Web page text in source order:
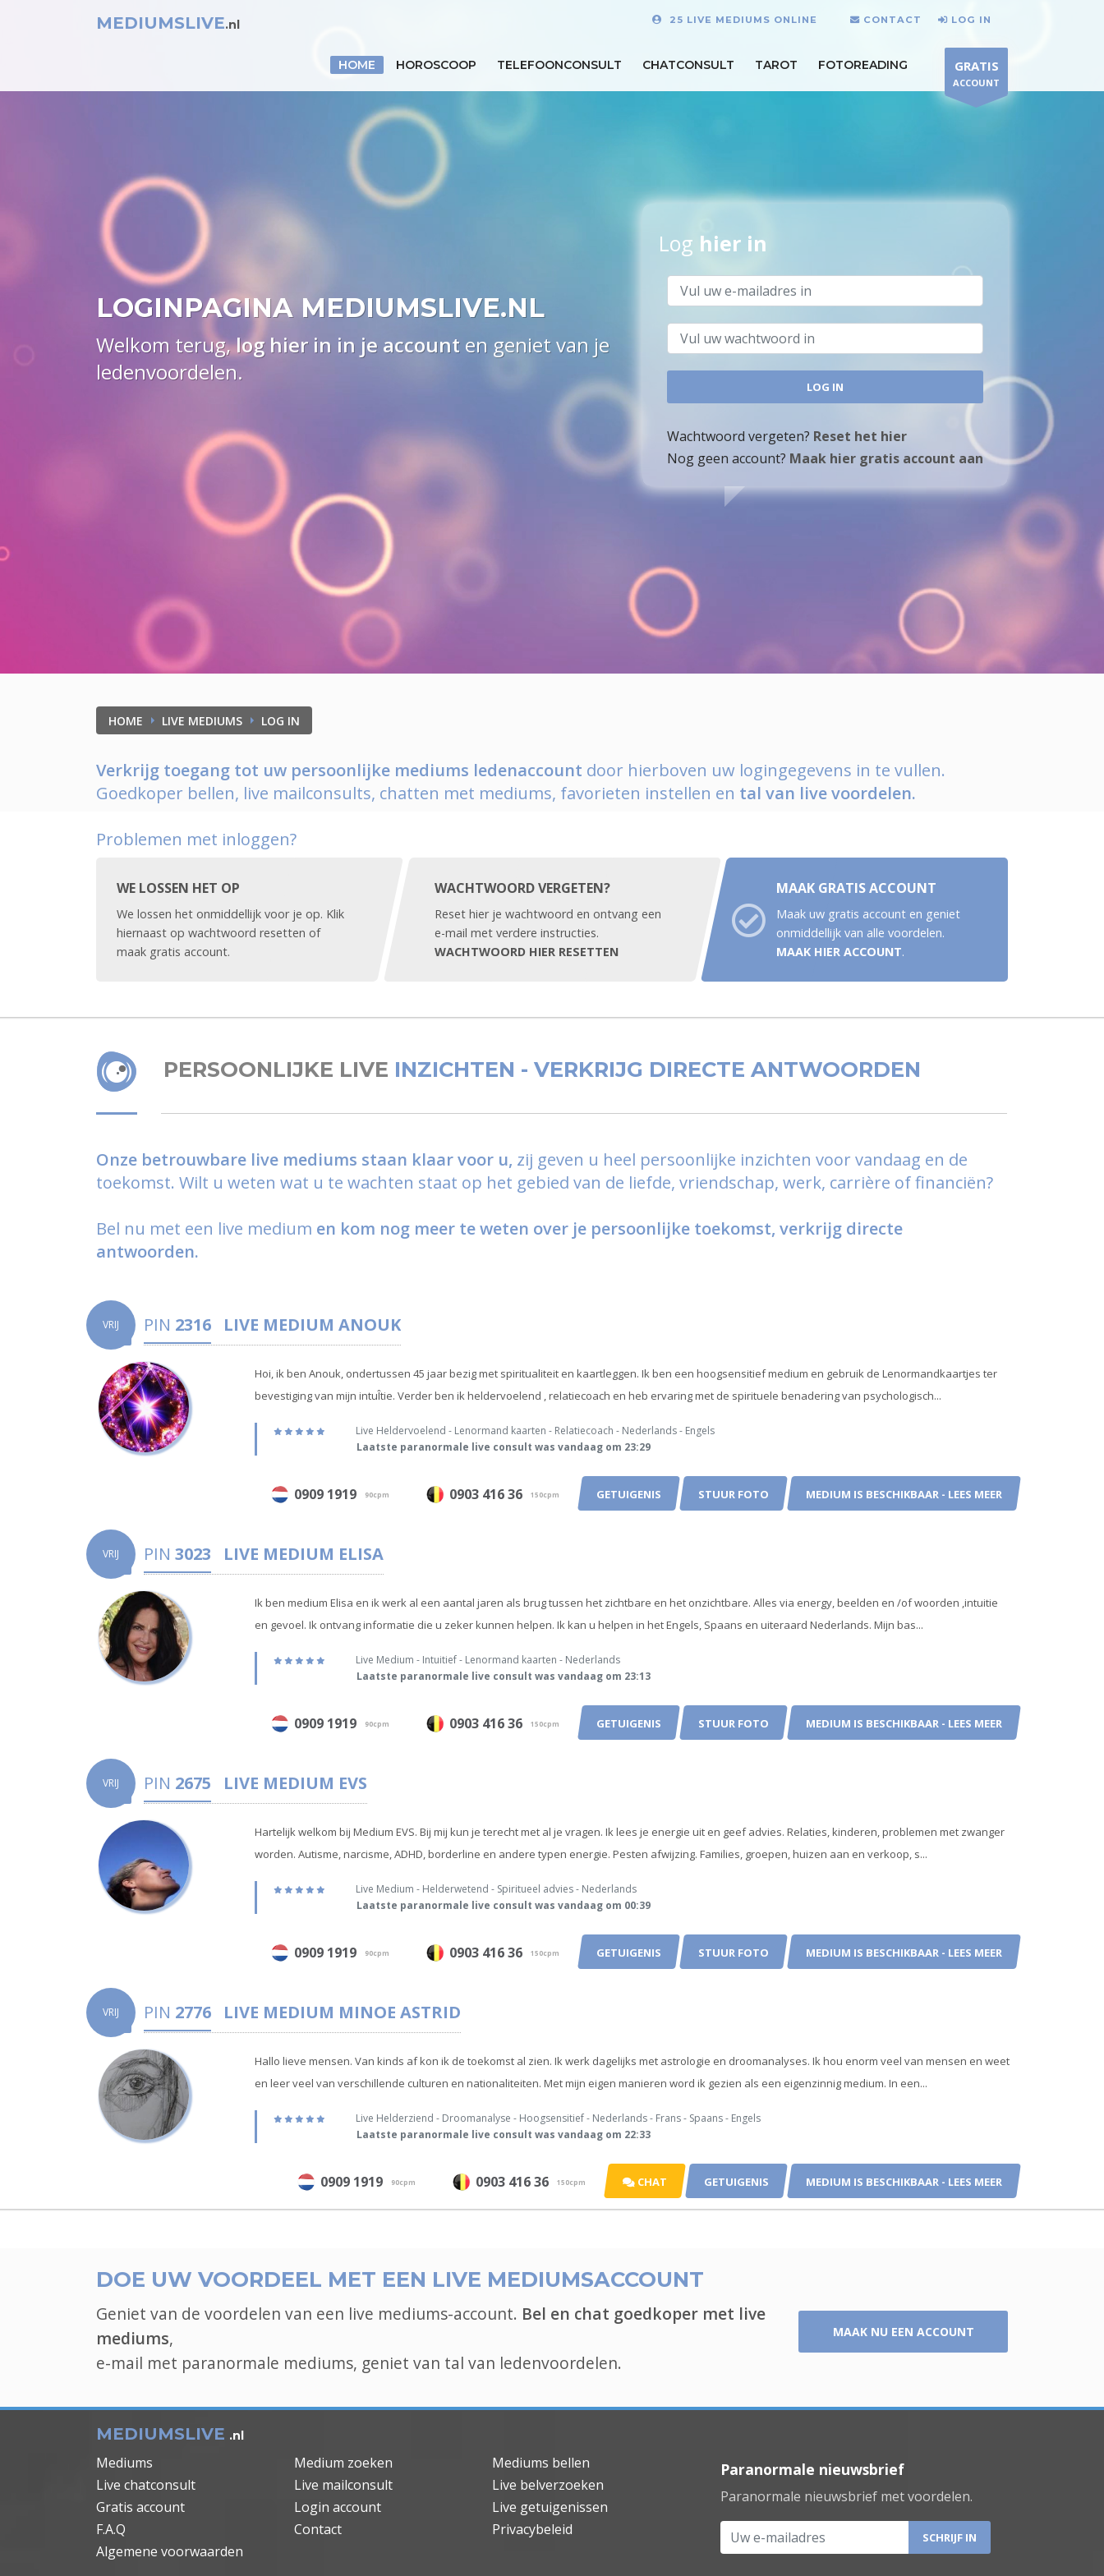
MEDIUMSLIVE.nl 25 LIVE MEDIUMS ONLINE CONTACT LOG IN
HOME HOROSCOOP TELEFOONCONSULT CHATCONSULT TAROT FOTOREADING GRATIS
ACCOUNT
LOGINPAGINA MEDIUMSLIVE.NL
Welkom terug,log hier in in je account en geniet van je
ledenvoordelen.
Log hier in
Wachtwoord vergeten? Reset het hier
Nog geen account? Maak hier gratis account aan
HOME LIVE MEDIUMS LOG IN
Verkrijg toegang tot uw persoonlijke mediums ledenaccount door hierboven uw logingegevens in te vullen.
Goedkoper bellen, live mailconsults, chatten met mediums, favorieten instellen en tal van live voordelen.
Problemen met inloggen?
WE LOSSEN HET OP
We lossen het onmiddellijk voor je op. Klik
hiernaast op wachtwoord resetten of
maak gratis account.
WACHTWOORD VERGETEN?
Reset hier je wachtwoord en ontvang een
e-mail met verdere instructies.
WACHTWOORD HIER RESETTEN
MAAK GRATIS ACCOUNT
Maak uw gratis account en geniet
onmiddellijk van alle voordelen.
MAAK HIER ACCOUNT.
PERSOONLIJKE LIVE INZICHTEN - VERKRIJG DIRECTE ANTWOORDEN
Onze betrouwbare live mediums staan klaar voor u, zij geven u heel persoonlijke inzichten voor vandaag en de
toekomst. Wilt u weten wat u te wachten staat op het gebied van de liefde, vriendschap, werk, carrière of financiën?
Bel nu met een live medium en kom nog meer te weten over je persoonlijke toekomst, verkrijg directe
antwoorden.
VRIJ PIN 2316 LIVE MEDIUM ANOUK
Hoi, ik ben Anouk, ondertussen 45 jaar bezig met spiritualiteit en kaartleggen. Ik ben een hoogsensitief medium en gebruik de Lenormandkaartjes ter
bevestiging van mijn intuÎtie. Verder ben ik heldervoelend , relatiecoach en heb ervaring met de spirituele benadering van psychologisch...
Live Heldervoelend - Lenormand kaarten - Relatiecoach - Nederlands - Engels
Laatste paranormale live consult was vandaag om 23:29
0909 1919 90cpm 0903 416 36 150cpm GETUIGENIS STUUR FOTO MEDIUM IS BESCHIKBAAR - LEES MEER
VRIJ PIN 3023 LIVE MEDIUM ELISA
Ik ben medium Elisa en ik werk al een aantal jaren als brug tussen het zichtbare en het onzichtbare. Alles via energy, beelden en /of woorden ,intuitie
en gevoel. Ik ontvang informatie die u zeker kunnen helpen. Ik kan u helpen in het Engels, Spaans en uiteraard Nederlands. Mijn bas...
Live Medium - Intuitief - Lenormand kaarten - Nederlands
Laatste paranormale live consult was vandaag om 23:13
0909 1919 90cpm 0903 416 36 150cpm GETUIGENIS STUUR FOTO MEDIUM IS BESCHIKBAAR - LEES MEER
VRIJ PIN 2675 LIVE MEDIUM EVS
Hartelijk welkom bij Medium EVS. Bij mij kun je terecht met al je vragen. Ik lees je energie uit en geef advies. Relaties, kinderen, problemen met zwanger
worden. Autisme, narcisme, ADHD, borderline en andere typen energie. Pesten afwijzing. Families, groepen, huizen aan en verkoop, s...
Live Medium - Helderwetend - Spiritueel advies - Nederlands
Laatste paranormale live consult was vandaag om 00:39
0909 1919 90cpm 0903 416 36 150cpm GETUIGENIS STUUR FOTO MEDIUM IS BESCHIKBAAR - LEES MEER
VRIJ PIN 2776 LIVE MEDIUM MINOE ASTRID
Hallo lieve mensen. Van kinds af kon ik de toekomst al zien. Ik werk dagelijks met astrologie en droomanalyses. Ik hou enorm veel van mensen en weet
en leer veel van verschillende culturen en nationaliteiten. Met mijn eigen manieren word ik gezien als een eigenzinnig medium. In een...
Live Helderziend - Droomanalyse - Hoogsensitief - Nederlands - Frans - Spaans - Engels
Laatste paranormale live consult was vandaag om 22:33
0909 1919 90cpm 0903 416 36 150cpm CHAT GETUIGENIS MEDIUM IS BESCHIKBAAR - LEES MEER
DOE UW VOORDEEL MET EEN LIVE MEDIUMSACCOUNT
Geniet van de voordelen van een live mediums-account. Bel en chat goedkoper met live
mediums,
e-mail met paranormale mediums, geniet van tal van ledenvoordelen.
MAAK NU EEN ACCOUNT
MEDIUMSLIVE .nl
Mediums Medium zoeken
Mediums bellen
Live chatconsult
Live mailconsult
Live belverzoeken
Gratis account
Login account
Live getuigenissen
F.A.Q
Contact
Privacybeleid
Algemene voorwaarden
Paranormale nieuwsbrief
Paranormale nieuwsbrief met voordelen.
Uw e-mailadres